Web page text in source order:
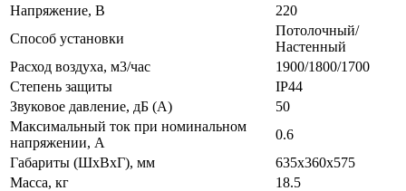
Напряжение, В
220
Способ установки
Потолочный/
Настенный
Расход воздуха, м3/час
1900/1800/1700
Степень защиты
IP44
Звуковое давление, дБ (А)
50
Максимальный ток при номинальном
напряжении, А
0.6
Габариты (ШхВхГ), мм
635х360х575
Масса, кг
18.5